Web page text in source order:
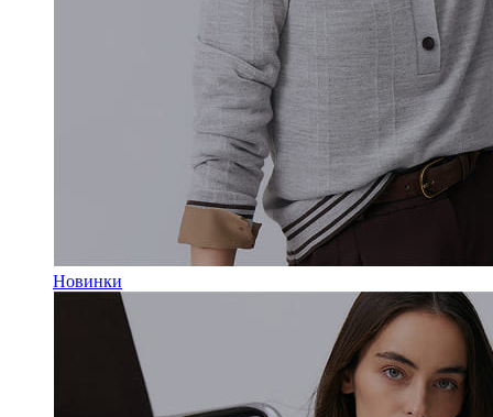
Новинки